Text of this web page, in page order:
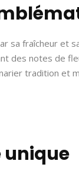
sa fraîcheur et
des notes de
tradition et
unique